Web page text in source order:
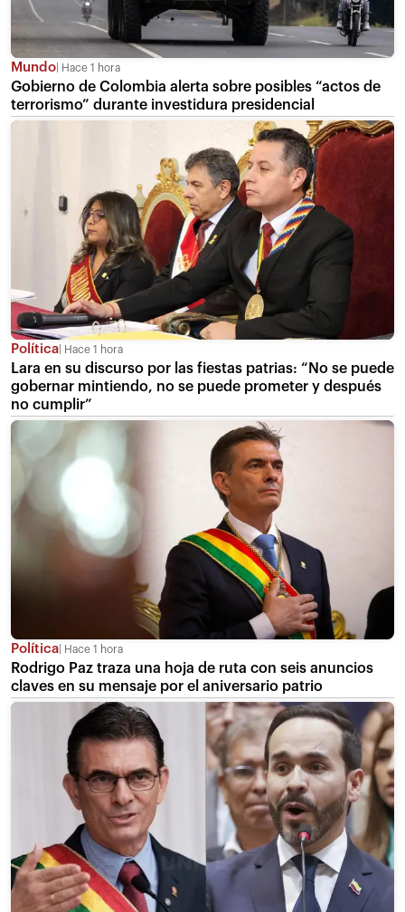
Mundo Hace 1 hora
Gobierno de Colombia alerta sobre posibles “actos de
terrorismo” durante investidura presidencial
Política Hace 1 hora
Lara en su discurso por las fiestas patrias: “No se puede
gobernar mintiendo, no se puede prometer y después
no cumplir”
Política Hace 1 hora
Rodrigo Paz traza una hoja de ruta con seis anuncios
claves en su mensaje por el aniversario patrio